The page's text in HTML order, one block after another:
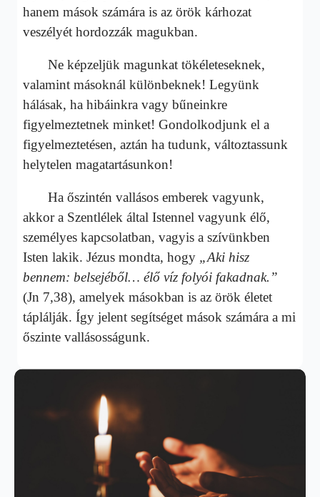
hanem mások számára is az örök kárhozat
veszélyét hordozzák magukban.
Ne képzeljük magunkat tökéleteseknek,
valamint másoknál különbeknek! Legyünk
hálásak, ha hibáinkra vagy bűneinkre
figyelmeztetnek minket! Gondolkodjunk el a
figyelmeztetésen, aztán ha tudunk, változtassunk
helytelen magatartásunkon!
Ha őszintén vallásos emberek vagyunk,
akkor a Szentlélek által Istennel vagyunk élő,
személyes kapcsolatban, vagyis a szívünkben
Isten lakik. Jézus mondta, hogy „Aki hisz
bennem: belsejéből… élő víz folyói fakadnak.”
(Jn 7,38), amelyek másokban is az örök életet
táplálják. Így jelent segítséget mások számára a mi
őszinte vallásosságunk.